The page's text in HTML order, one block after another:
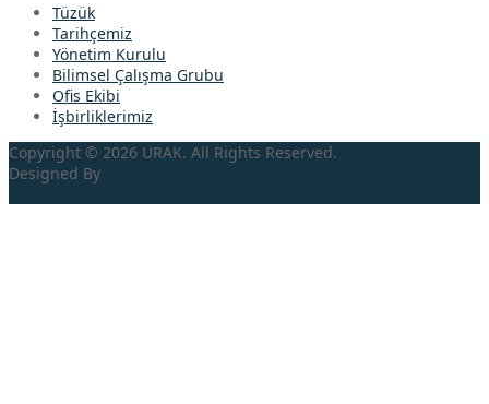
Tüzük
Tarihçemiz
Yönetim Kurulu
Bilimsel Çalışma Grubu
Ofis Ekibi
İşbirliklerimiz
Copyright © 2026 URAK. All Rights Reserved.
Designed By